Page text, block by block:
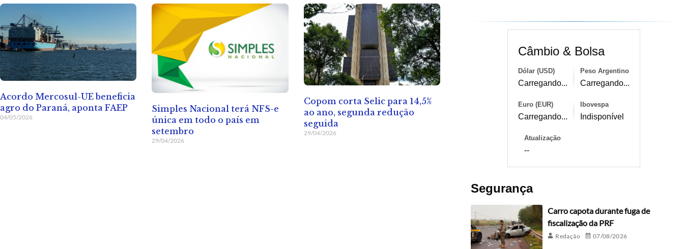
Acordo Mercosul-UE beneficia
agro do Paraná, aponta FAEP
04/05/2026
Simples Nacional terá NFS-e
única em todo o país em
setembro
29/04/2026
Copom corta Selic para 14,5%
ao ano, segunda redução
seguida
29/04/2026
Câmbio & Bolsa
Dólar (USD)
Carregando...
Peso Argentino
Carregando...
Euro (EUR)
Carregando...
Ibovespa
Indisponível
Atualização
--
Segurança
Carro capota durante fuga de
fiscalização da PRF
Redação 07/08/2026